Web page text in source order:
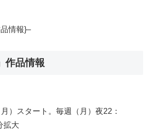
情報}–
作品情報
）スタート。毎週（月）夜22：
大